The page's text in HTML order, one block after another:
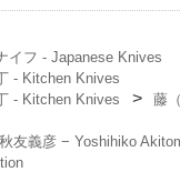
イフ - Japanese Knives
- Kitchen Knives
- Kitchen Knives
藤
秋友義彦 − Yoshihiko